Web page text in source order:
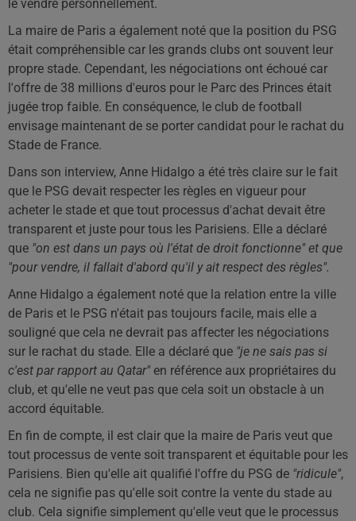
le vendre personnellement.
La maire de Paris a également noté que la position du PSG
était compréhensible car les grands clubs ont souvent leur
propre stade. Cependant, les négociations ont échoué car
l'offre de 38 millions d'euros pour le Parc des Princes était
jugée trop faible. En conséquence, le club de football
envisage maintenant de se porter candidat pour le rachat du
Stade de France.
Dans son interview, Anne Hidalgo a été très claire sur le fait
que le PSG devait respecter les règles en vigueur pour
acheter le stade et que tout processus d'achat devait être
transparent et juste pour tous les Parisiens. Elle a déclaré
que "on est dans un pays où l'état de droit fonctionne" et que
"pour vendre, il fallait d'abord qu'il y ait respect des règles".
Anne Hidalgo a également noté que la relation entre la ville
de Paris et le PSG n'était pas toujours facile, mais elle a
souligné que cela ne devrait pas affecter les négociations
sur le rachat du stade. Elle a déclaré que "je ne sais pas si
c'est par rapport au Qatar" en référence aux propriétaires du
club, et qu'elle ne veut pas que cela soit un obstacle à un
accord équitable.
En fin de compte, il est clair que la maire de Paris veut que
tout processus de vente soit transparent et équitable pour les
Parisiens. Bien qu'elle ait qualifié l'offre du PSG de "ridicule",
cela ne signifie pas qu'elle soit contre la vente du stade au
club. Cela signifie simplement qu'elle veut que le processus